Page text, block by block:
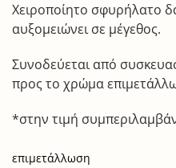
Χειροποίητο σφυρήλατο
αυξομειώνει σε μέγεθος.
Συνοδεύεται από
προς το χρώμα
*στην τιμή
επιμετάλλωση